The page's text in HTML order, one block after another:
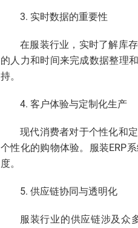
3. 实时数据的重要性
在服装行业，实时了解库
的人力和时间来完成数据整理
持。
4. 客户体验与定制化生产
现代消费者对于个性化和
个性化的购物体验。服装ERP
度。
5. 供应链协同与透明化
服装行业的供应链涉及众